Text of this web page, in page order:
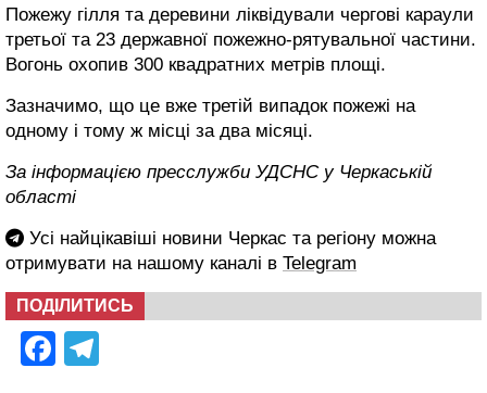
Пожежу гілля та деревини ліквідували чергові караули
третьої та 23 державної пожежно-рятувальної частини.
Вогонь охопив 300 квадратних метрів площі.
Зазначимо, що це вже третій випадок пожежі на
одному і тому ж місці за два місяці.
За інформацією пресслужби УДСНС у Черкаській
області
Усі найцікавіші новини Черкас та регіону можна
отримувати на нашому каналі в Telegram
ПОДІЛИТИСЬ
Facebook